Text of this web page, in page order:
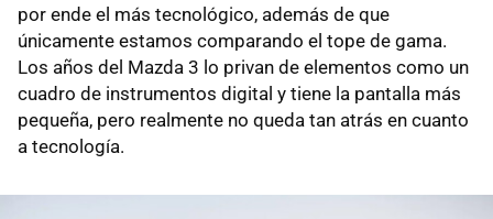
por ende el más tecnológico, además de que
únicamente estamos comparando el tope de gama.
Los años del Mazda 3 lo privan de elementos como un
cuadro de instrumentos digital y tiene la pantalla más
pequeña, pero realmente no queda tan atrás en cuanto
a tecnología.